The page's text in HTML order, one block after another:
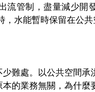
流管制，盡量減少開
水能暫時保留在公共
難處。以公共空間
的業務無關，為什麼